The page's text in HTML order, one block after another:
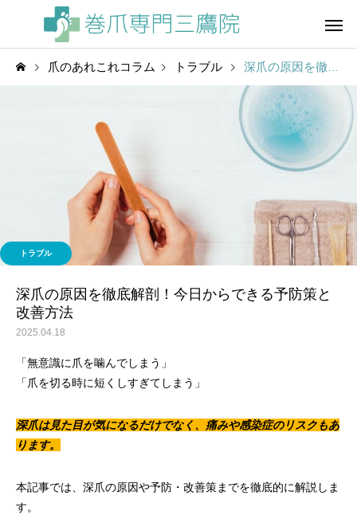
爪のあれこれコラム トラブル 深爪の原因を徹底解剖！今日からできる予防策と改善方法
トラブル
深爪の原因を徹底解剖！今日からできる予防策と
改善方法
2025.04.18
「無意識に爪を噛んでしまう」
「爪を切る時に短くしすぎてしまう」
深爪は見た目が気になるだけでなく、痛みや感染症のリスクもあ
ります。
本記事では、深爪の原因や予防・改善策までを徹底的に解説しま
す。